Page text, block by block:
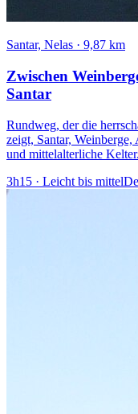
Santar, Nelas · 9,87 km
Zwischen
Santar
Rundweg, der die
zeigt, Santar, Weinberge,
und mittelalterliche Kelter.
3h15 · Leicht bis mittel